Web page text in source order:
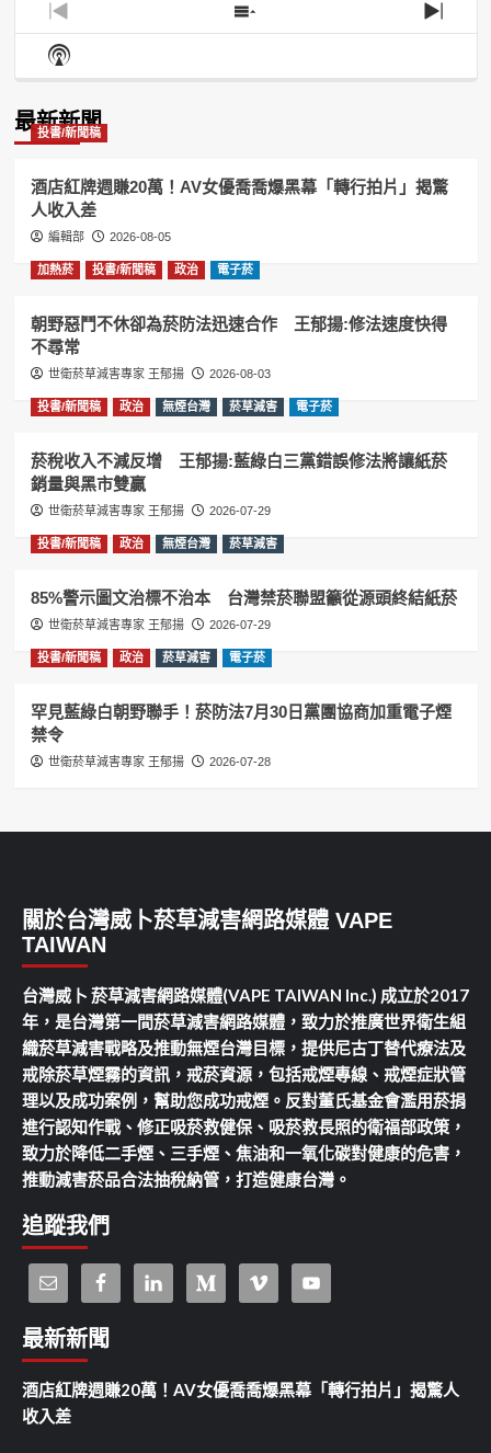
Previous
Episode
Show
Episodes
Next
Show
Podcast
最新新聞
投書/新聞稿
酒店紅牌週賺20萬！AV女優喬喬爆黑幕「轉行拍片」揭驚
人收入差
編輯部 2026-08-05
加熱菸 投書/新聞稿 政治 電子菸
朝野惡鬥不休卻為菸防法迅速合作 王郁揚:修法速度快得
不尋常
世衛菸草減害專家 王郁揚 2026-08-03
投書/新聞稿 政治 無煙台灣 菸草減害 電子菸
菸稅收入不減反增 王郁揚:藍綠白三黨錯誤修法將讓紙菸
銷量與黑市雙贏
世衛菸草減害專家 王郁揚 2026-07-29
投書/新聞稿 政治 無煙台灣 菸草減害
85%警示圖文治標不治本 台灣禁菸聯盟籲從源頭終結紙菸
世衛菸草減害專家 王郁揚 2026-07-29
投書/新聞稿 政治 菸草減害 電子菸
罕見藍綠白朝野聯手！菸防法7月30日黨團協商加重電子煙
禁令
世衛菸草減害專家 王郁揚 2026-07-28
關於台灣威卜菸草減害網路媒體 VAPE
TAIWAN
台灣威卜 菸草減害網路媒體(VAPE TAIWAN Inc.) 成立於2017
年，是台灣第一間菸草減害網路媒體，致力於推廣世界衛生組
織菸草減害戰略及推動無煙台灣目標，提供尼古丁替代療法及
戒除菸草煙霧的資訊，戒菸資源，包括戒煙專線、戒煙症狀管
理以及成功案例，幫助您成功戒煙。反對董氏基金會濫用菸捐
進行認知作戰、修正吸菸救健保、吸菸救長照的衛福部政策，
致力於降低二手煙、三手煙、焦油和一氧化碳對健康的危害，
推動減害菸品合法抽稅納管，打造健康台灣。
追蹤我們
最新新聞
酒店紅牌週賺20萬！AV女優喬喬爆黑幕「轉行拍片」揭驚人
收入差